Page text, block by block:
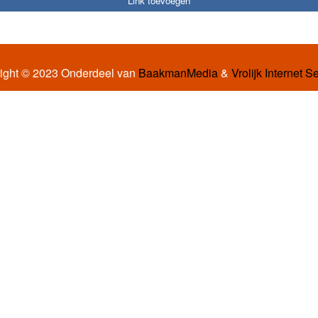
© 2023 Onderdeel van BaakmanMedia& Vrolijk Internet